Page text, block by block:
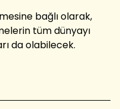
bağlı olarak,
tüm dünyayı
da olabilecek.